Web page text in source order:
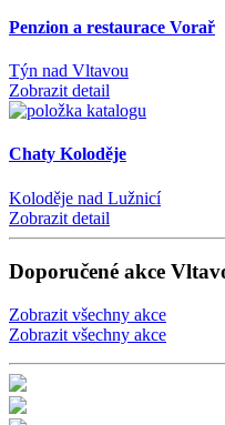
Penzion a restaurace Vorař
Týn nad Vltavou
Zobrazit detail
Chaty Koloděje
Koloděje nad Lužnicí
Zobrazit detail
Doporučené akce
Zobrazit všechny akce
Zobrazit všechny akce